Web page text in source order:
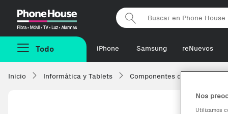
Phonehouse
Todo iPhone Samsung reNuevos
Inicio Informática y Tablets Componentes de ordenadores
Nos
Utilizamos